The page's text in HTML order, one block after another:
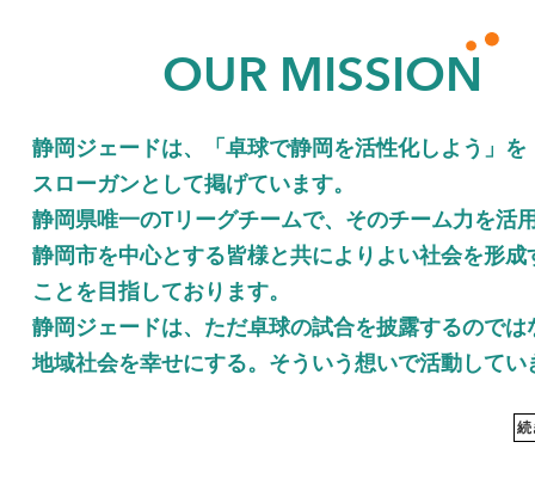
OUR MISSION
静岡ジェードは、「卓球で静岡を活性化しよう」を
スローガンとして掲げています。
静岡県唯一のTリーグチームで、そのチーム力を活
静岡市を中心とする皆様と共によりよい社会を形成
ことを目指しております。
静岡ジェードは、ただ卓球の試合を披露するのでは
地域社会を幸せにする。そういう想いで活動してい
続